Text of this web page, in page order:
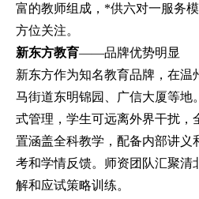
富的教师组成，*供六对一服务
方位关注。
新东方教育——品牌优势明显
新东方作为知名教育品牌，在温
马街道东明锦园、广信大厦等地
式管理，学生可远离外界干扰，
置涵盖全科教学，配备内部讲义
考和学情反馈。师资团队汇聚清
解和应试策略训练。